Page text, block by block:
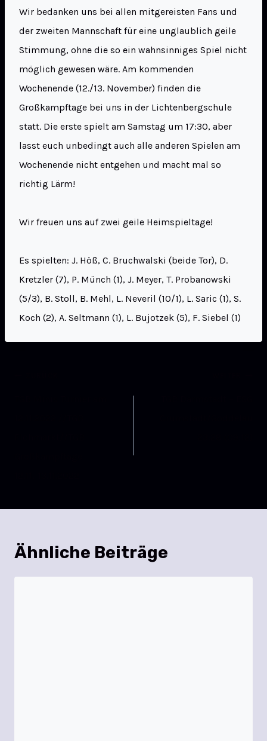
Wir bedanken uns bei allen mitgereisten Fans und
der zweiten Mannschaft für eine unglaublich geile
Stimmung, ohne die so ein wahnsinniges Spiel nicht
möglich gewesen wäre. Am kommenden
Wochenende (12./13. November) finden die
Großkampftage bei uns in der Lichtenbergschule
statt. Die erste spielt am Samstag um 17:30, aber
lasst euch unbedingt auch alle anderen Spielen am
Wochenende nicht entgehen und macht mal so
richtig Lärm!
Wir freuen uns auf zwei geile Heimspieltage!
Es spielten: J. Höß, C. Bruchwalski (beide Tor), D.
Kretzler (7), P. Münch (1), J. Meyer, T. Probanowski
(5/3), B. Stoll, B. Mehl, L. Neveril (10/1), L. Saric (1), S.
Koch (2), A. Seltmann (1), L. Bujotzek (5), F. Siebel (1)
Ähnliche Beiträge